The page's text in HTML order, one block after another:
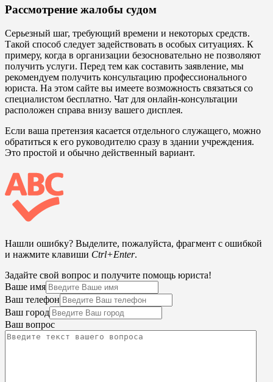
Рассмотрение жалобы судом
Серьезный шаг, требующий времени и некоторых средств.
Такой способ следует задействовать в особых ситуациях. К
примеру, когда в организации безосновательно не позволяют
получить услуги. Перед тем как составить заявление, мы
рекомендуем получить консультацию профессионального
юриста. На этом сайте вы имеете возможность связаться со
специалистом бесплатно. Чат для онлайн-консультации
расположен справа внизу вашего дисплея.
Если ваша претензия касается отдельного служащего, можно
обратиться к его руководителю сразу в здании учреждения.
Это простой и обычно действенный вариант.
Нашли ошибку? Выделите, пожалуйста, фрагмент с ошибкой
и нажмите клавиши Ctrl+Enter.
Задайте свой вопрос и получите помощь юриста!
Ваше имя
Ваш телефон
Ваш город
Ваш вопрос